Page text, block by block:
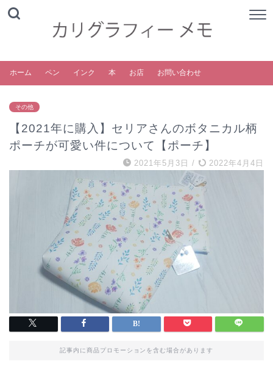
ホーム ペン インク 本 お店 お問い合わせ
その他
【2021年に購入】セリアさんのボタニカル柄
ポーチが可愛い件について【ポーチ】
2021年5月3日 / 2022年4月4日
記事内に商品プロモーションを含む場合があります